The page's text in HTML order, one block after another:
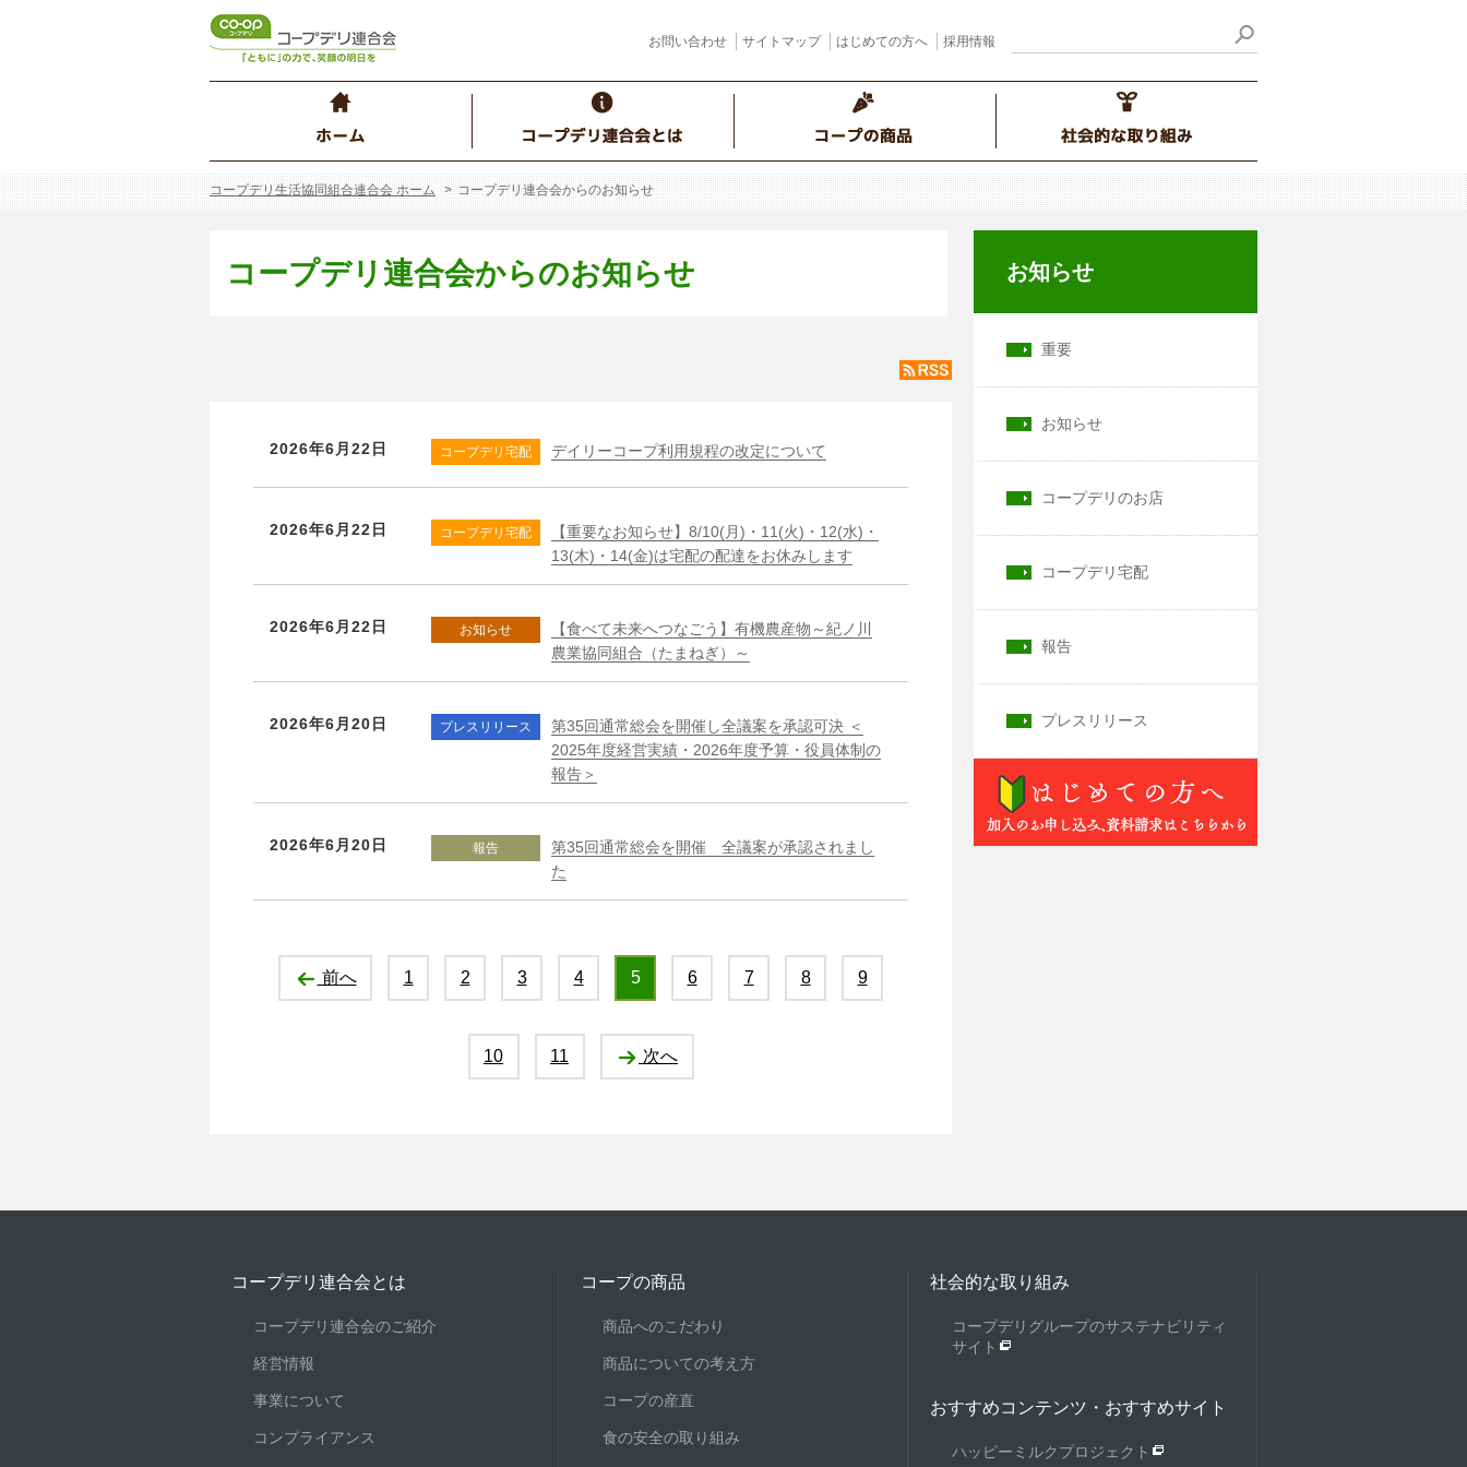
お問い合わせ サイトマップ はじめての方へ 採用情報
コープデリ生活協同組合連合会 ホーム コープデリ連合会からのお知らせ
コープデリ連合会からのお知らせ
2026年6月22日 コープデリ宅配 デイリーコープ利用規程の改定について
2026年6月22日 コープデリ宅配
【重要なお知らせ】8/10(月)・11(火)・12(水)・
13(木)・14(金)は宅配の配達をお休みします
2026年6月22日 お知らせ
【食べて未来へつなごう】有機農産物～紀ノ川
農業協同組合（たまねぎ）～
2026年6月20日 プレスリリース
第35回通常総会を開催し全議案を承認可決 ＜
2025年度経営実績・2026年度予算・役員体制の
報告＞
2026年6月20日 報告
第35回通常総会を開催 全議案が承認されまし
た
前へ 1 2 3 4 5 6 7 8 9
10 11 次へ
お知らせ
重要
お知らせ
コープデリのお店
コープデリ宅配
報告
プレスリリース
コープデリ連合会とは
コープデリ連合会のご紹介
経営情報
事業について
コンプライアンス
コープの商品
商品へのこだわり
商品についての考え方
コープの産直
食の安全の取り組み
社会的な取り組み
コープデリグループのサステナビリティ
サイト
おすすめコンテンツ・おすすめサイト
ハッピーミルクプロジェクト